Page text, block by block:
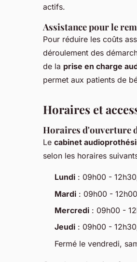
actifs.
Assistance pour le
Pour réduire les coûts
déroulement des
de la prise en charge
permet aux patients de
Horaires et
Horaires d'ouverture
Le cabinet
selon les horaires
Lundi : 09h00 -
Mardi : 09h00 -
Mercredi : 09h00 -
Jeudi : 09h00 -
Fermé le vendredi,